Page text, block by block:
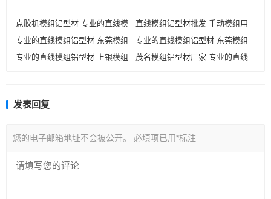
点胶机模组铝型材 专业的直线模
组铝型材
直线模组铝型材批发 手动模组用
铝型材150
专业的直线模组铝型材 东莞模组
铝型材生产厂家
专业的直线模组铝型材 东莞模组
铝型材生产厂家
专业的直线模组铝型材 上银模组
茂名模组铝型材厂家 专业的直线
发表回复
您的电子邮箱地址不会被公开。 必填项已用*标注